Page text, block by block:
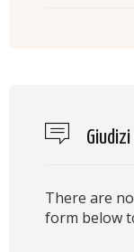
There are
form below